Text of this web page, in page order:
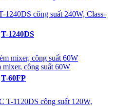
1240DS công suất 240W, Class-
T-1240DS
công suất 60W
T-60FP